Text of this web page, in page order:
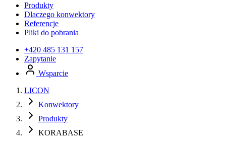
Produkty
Dlaczego konwektory
Referencje
Pliki do pobrania
+420 485 131 157
Zapytanie
Wsparcie
LICON
Konwektory
Produkty
KORABASE